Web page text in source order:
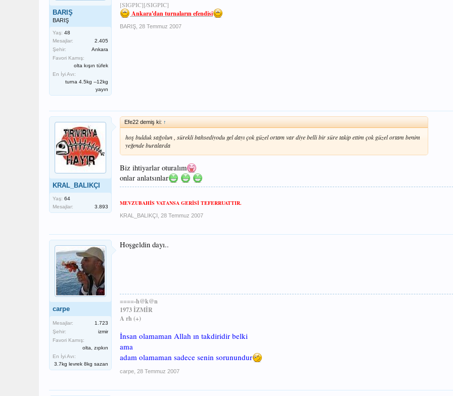
BARIŞ
BARIŞ
Yaş: 48
Mesajlar:
2.405
Şehir:
Ankara
Favori Kamış:
olta kışın tüfek
En İyi Avı:
turna 4.5kg --12kg
yayın
[SIGPIC][/SIGPIC]
Ankara'dan turnaların efendisi
BARIŞ 28 Temmuz 2007
KRAL_BALIKÇI
Yaş: 64
Mesajlar:
3.893
Efe22 demiş ki: ↑
hoş bulduk sağolun , sürekli bahsediyodu gel dayı çok güzel ortam var diye belli bir süre takip ettim çok güzel ortam benim
yeğende buralarda
Biz ihtiyarlar oturalım
onlar anlatsınlar
MEVZUBAHİS VATANSA GERİSİ TEFERRUATTIR.
KRAL_BALIKÇI 28 Temmuz 2007
carpe
Mesajlar:
1.723
Şehir:
izmir
Favori Kamış:
olta, zıpkın
En İyi Avı:
3.7kg levrek 8kg sazan
Hoşgeldin dayı..
====-h@k@n
1973 İZMİR
A rh (+)
İnsan olamaman Allah ın takdiridir belki
ama
adam olamaman sadece senin sorunundur
carpe 28 Temmuz 2007